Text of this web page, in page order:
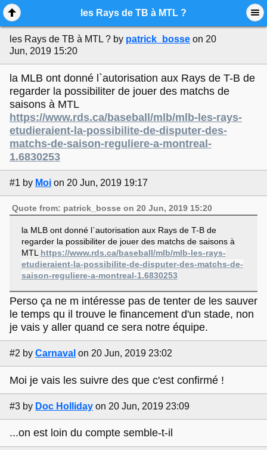
les Rays de TB à MTL ?
les Rays de TB à MTL ? by patrick_bosse on 20
Jun, 2019 15:20
la MLB ont donné l`autorisation aux Rays de T-B de
regarder la possibiliter de jouer des matchs de
saisons à MTL
https://www.rds.ca/baseball/mlb/mlb-les-rays-
etudieraient-la-possibilite-de-disputer-des-
matchs-de-saison-reguliere-a-montreal-
1.6830253
#1 by Moi on 20 Jun, 2019 19:17
Quote from: patrick_bosse on 20 Jun, 2019 15:20
la MLB ont donné l`autorisation aux Rays de T-B de
regarder la possibiliter de jouer des matchs de saisons à
MTL https://www.rds.ca/baseball/mlb/mlb-les-rays-
etudieraient-la-possibilite-de-disputer-des-matchs-de-
saison-reguliere-a-montreal-1.6830253
Perso ça ne m intéresse pas de tenter de les sauver
le temps qu il trouve le financement d'un stade, non
je vais y aller quand ce sera notre équipe.
#2 by Carnaval on 20 Jun, 2019 23:02
Moi je vais les suivre des que c'est confirmé !
#3 by Doc Holliday on 20 Jun, 2019 23:09
...on est loin du compte semble-t-il